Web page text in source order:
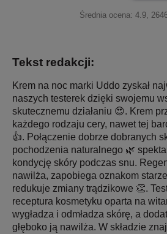
Średnia ocena: 4.9,
Tekst redakcji:
Krem na noc marki Uddo zyskał
naszych testerek dzięki swojemu
skutecznemu działaniu 😍. Krem
każdego rodzaju cery, nawet tej
👍. Połączenie dobrze dobranych
pochodzenia naturalnego 🌿
kondycję skóry podczas snu.
nawilża, zapobiega oznakom
redukuje zmiany trądzikowe 👏.
receptura kosmetyku oparta na
wygładza i odmładza skórę, a
głęboko ją nawilża. W składzie